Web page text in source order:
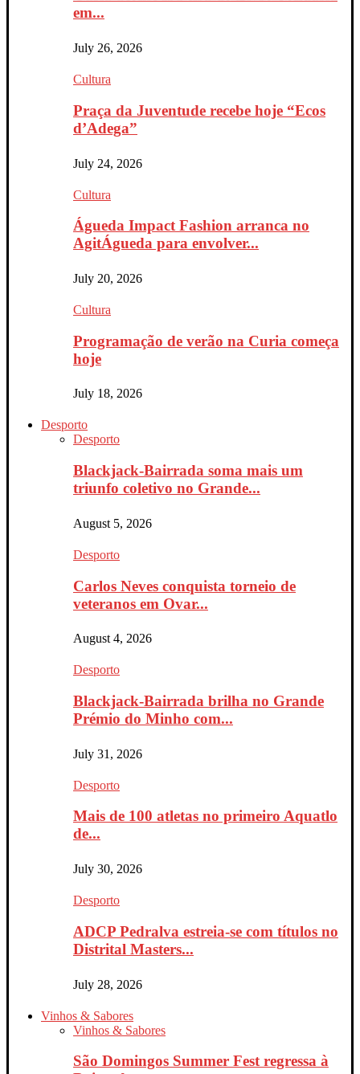
em...
July 26, 2026
Cultura
Praça da Juventude recebe hoje “Ecos
d’Adega”
July 24, 2026
Cultura
Águeda Impact Fashion arranca no
AgitÁgueda para envolver...
July 20, 2026
Cultura
Programação de verão na Curia começa
hoje
July 18, 2026
Desporto
Desporto
Blackjack-Bairrada soma mais um
triunfo coletivo no Grande...
August 5, 2026
Desporto
Carlos Neves conquista torneio de
veteranos em Ovar...
August 4, 2026
Desporto
Blackjack-Bairrada brilha no Grande
Prémio do Minho com...
July 31, 2026
Desporto
Mais de 100 atletas no primeiro Aquatlo
de...
July 30, 2026
Desporto
ADCP Pedralva estreia-se com títulos no
Distrital Masters...
July 28, 2026
Vinhos & Sabores
Vinhos & Sabores
São Domingos Summer Fest regressa à